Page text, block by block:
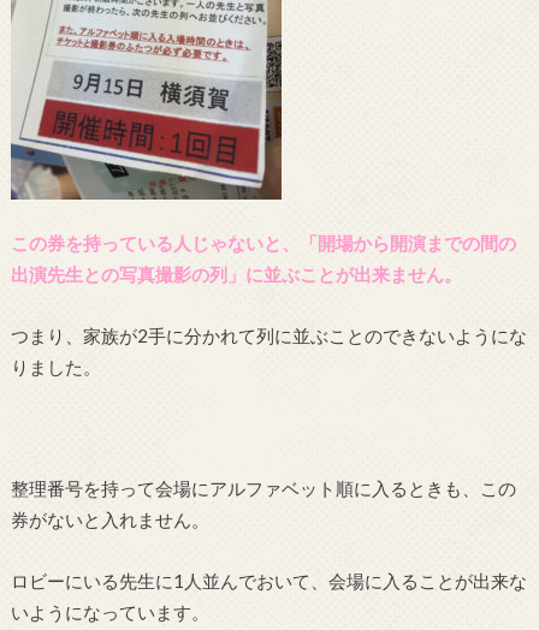
この券を持っている人じゃないと、「開場から開演までの間の
出演先生との写真撮影の列」に並ぶことが出来ません。
つまり、家族が2手に分かれて列に並ぶことのできないようにな
りました。
整理番号を持って会場にアルファベット順に入るときも、この
券がないと入れません。
ロビーにいる先生に1人並んでおいて、会場に入ることが出来な
いようになっています。